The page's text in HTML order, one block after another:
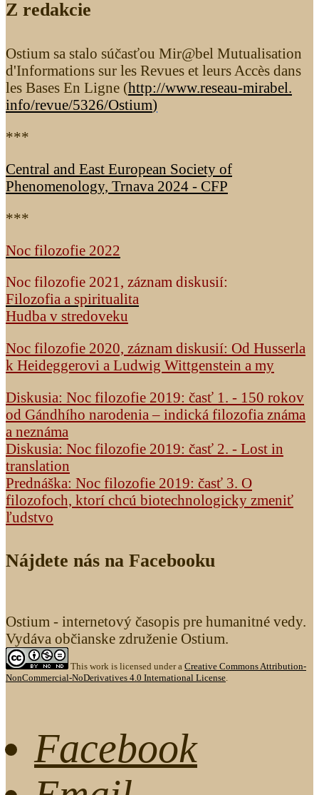
Z redakcie
Ostium sa stalo súčasťou Mir@bel Mutualisation
d'Informations sur les Revues et leurs Accès dans
les Bases En Ligne (http://www.reseau-mirabel.
info/revue/5326/Ostium)
***
Central and East European Society of
Phenomenology, Trnava 2024 - CFP
***
Noc filozofie 2022
Noc filozofie 2021, záznam diskusií:
Filozofia a spiritualita
Hudba v stredoveku
Noc filozofie 2020, záznam diskusií: Od Husserla
k Heideggerovi a Ludwig Wittgenstein a my
Diskusia: Noc filozofie 2019: časť 1. - 150 rokov
od Gándhího narodenia – indická filozofia známa
a neznáma
Diskusia: Noc filozofie 2019: časť 2. - Lost in
translation
Prednáška: Noc filozofie 2019: časť 3. O
filozofoch, ktorí chcú biotechnologicky zmeniť
ľudstvo
Nájdete nás na Facebooku
Ostium - internetový časopis pre humanitné vedy.
Vydáva občianske združenie Ostium.
This work is licensed under a Creative Commons Attribution-
NonCommercial-NoDerivatives 4.0 International License.
Facebook